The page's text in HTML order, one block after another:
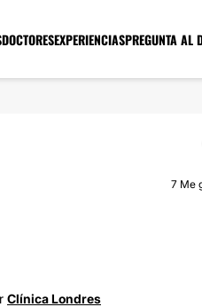
DOCTORESEXPERIENCIASPREGUNTA AL
7 Me
Clínica Londres